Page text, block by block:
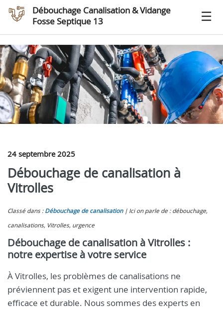
Débouchage Canalisation & Vidange
Fosse Septique 13
24 septembre 2025
Débouchage de canalisation à
Vitrolles
Classé dans : Débouchage de canalisation
Ici on parle de : débouchage,
canalisations, Vitrolles, urgence
Débouchage de canalisation à Vitrolles :
notre expertise à votre service
À Vitrolles, les problèmes de canalisations ne
préviennent pas et exigent une intervention rapide,
efficace et durable. Nous sommes des experts en